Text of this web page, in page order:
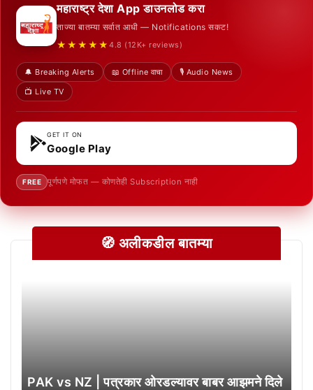
महाराष्ट्र देशा App डाउनलोड करा
ताज्या बातम्या सर्वात आधी — Notifications सकट!
★★★★★ 4.8 (12K+ reviews)
🔔 Breaking Alerts 📖 Offline वाचा
🎙️ Audio News
📺 Live TV
GET IT ON
Google Play
FREE पूर्णपणे मोफत — कोणतेही Subscription नाही
🧭 अलीकडील बातम्या
PAK vs NZ | पत्रकार ओरडल्यावर बाबर आझमने दिले